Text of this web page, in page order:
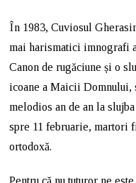
În 1983, Cuviosul
mai harismatici imnografi
Canon de rugăciune și o
icoane a Maicii Domnului,
melodios an de an la
spre 11 februarie, martori
ortodoxă.
Pentru că nu tuturor ne